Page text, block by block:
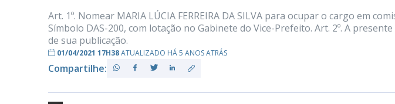
Art. 1º. Nomear MARIA LÚCIA FERREIRA DA SILVA para ocupar o cargo em
Símbolo DAS-200, com lotação no Gabinete do Vice-Prefeito. Art. 2º. A
de sua publicação.
01/04/2021 17H38ATUALIZADO HÁ 5 ANOS ATRÁS
Compartilhe: